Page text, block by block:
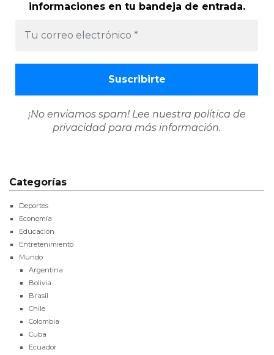
informaciones en tu bandeja de entrada.
¡No enviamos spam! Lee nuestra política de
privacidad para más información.
Categorías
Deportes
Economía
Educación
Entretenimiento
Mundo
Argentina
Bolivia
Brasil
Chile
Colombia
Cuba
Ecuador